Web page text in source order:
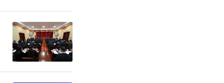
笔绘河
采风写
活，扎